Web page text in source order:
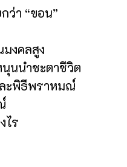
ว่า “ขอน”
งคลสูง
นนำชะตาชีวิต
ะพิธีพราหมณ์
ไร